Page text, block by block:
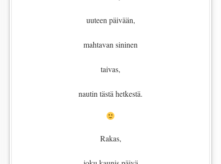
uuteen päivään,
mahtavan sininen
taivas,
nautin tästä hetkestä.
Rakas,